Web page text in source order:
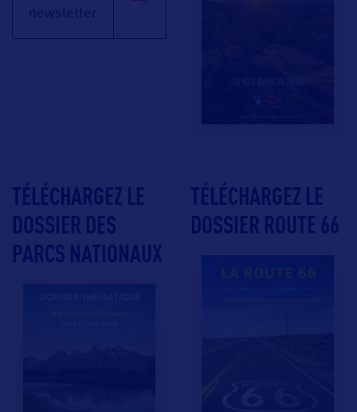
newsletter
TÉLÉCHARGEZ LE
DOSSIER DES
PARCS NATIONAUX
TÉLÉCHARGEZ LE
DOSSIER ROUTE 66